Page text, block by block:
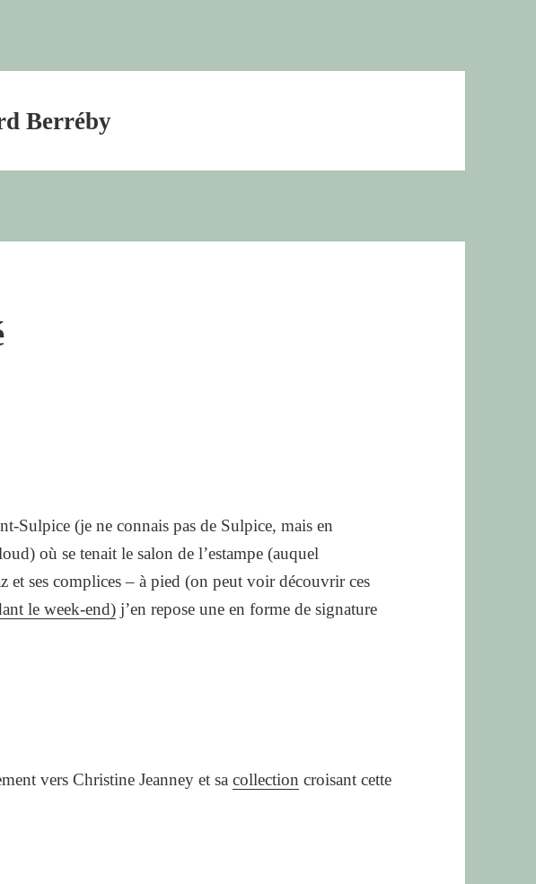
Berréby
Sulpice (je ne connais pas de Sulpice, mais en
où se tenait le salon de l’estampe (auquel
et ses complices – à pied (on peut voir découvrir ces
le week-end) j’en repose une en forme de signature
vers Christine Jeanney et sacollection croisant cette